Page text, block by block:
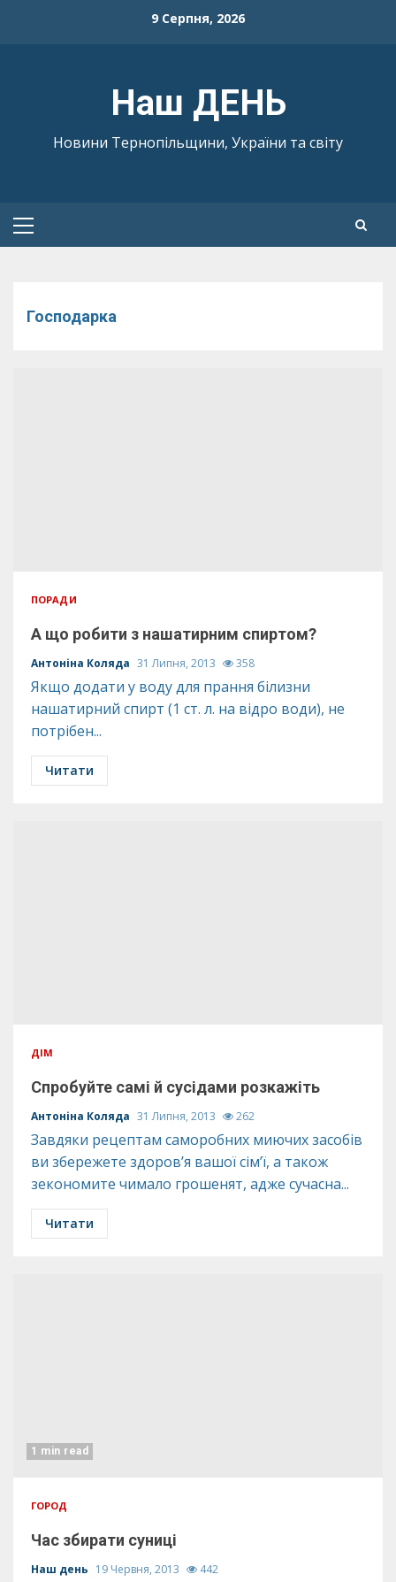
9 Серпня, 2026
Наш ДЕНЬ
Новини Тернопільщини, України та світу
Primary
Господарка
ПОРАДИ
А що робити з нашатирним спиртом?
Антоніна Коляда 31 Липня, 2013 358
Якщо додати у воду для прання білизни
нашатирний спирт (1 ст. л. на відро води), не
потрібен...
Читати
ДІМ
Спробуйте самі й сусідами розкажіть
Антоніна Коляда 31 Липня, 2013 262
Завдяки рецептам саморобних миючих засобів
ви збережете здоров’я вашої сім’ї, а також
зекономите чимало грошенят, адже сучасна...
Читати
1 min read
ГОРОД
Час збирати суниці
Наш день 19 Червня, 2013 442